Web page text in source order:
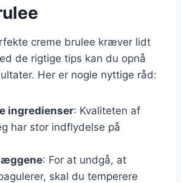
creme brulee kræver lidt
de rigtige tips kan du opnå
Her er nogle nyttige råd:
ingredienser: Kvaliteten af
har stor indflydelse på
æggene: For at undgå, at
skal du temperere